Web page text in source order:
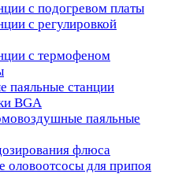
с подогревом платы
с регулировкой
с термофеном
паяльные станции
BGA
паяльные
флюса
оловоотсосы для припоя